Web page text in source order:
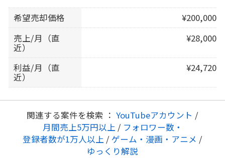
希望売却価格
¥200,000
売上/月（直
近）
¥28,000
利益/月（直
近）
¥24,720
関連する案件を検索 ： YouTubeアカウント /
月間売上5万円以上 / フォロワー数・
登録者数が1万人以上 / ゲーム・漫画・アニメ /
ゆっくり解説